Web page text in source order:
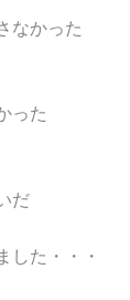
なかった
った
だ
した・・・